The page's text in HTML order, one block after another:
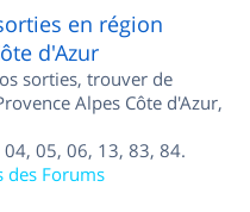
en région
d'Azur
sorties, trouver de
Alpes Côte d'Azur,
05, 06, 13, 83, 84.
des Forums